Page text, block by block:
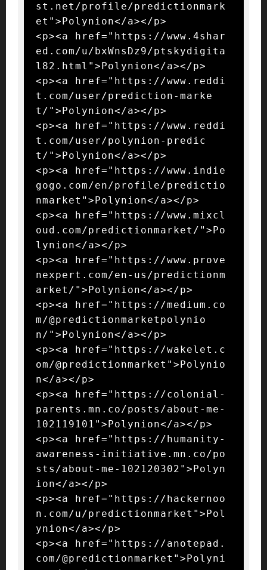
st.net/profile/predictionmark
et">Polynion</a></p>
<p><a href="https://www.4shar
ed.com/u/bxWnsDz9/ptskydigita
l82.html">Polynion</a></p>
<p><a href="https://www.reddi
t.com/user/prediction-marke
t/">Polynion</a></p>
<p><a href="https://www.reddi
t.com/user/polynion-predic
t/">Polynion</a></p>
<p><a href="https://www.indie
gogo.com/en/profile/predictio
nmarket">Polynion</a></p>
<p><a href="https://www.mixcl
oud.com/predictionmarket/">Po
lynion</a></p>
<p><a href="https://www.prove
nexpert.com/en-us/predictionm
arket/">Polynion</a></p>
<p><a href="https://medium.co
m/@predictionmarketpolynio
n/">Polynion</a></p>
<p><a href="https://wakelet.c
om/@predictionmarket">Polynio
n</a></p>
<p><a href="https://colonial-
parents.mn.co/posts/about-me-
102119101">Polynion</a></p>
<p><a href="https://humanity-
awareness-initiative.mn.co/po
sts/about-me-102120302">Polyn
ion</a></p>
<p><a href="https://hackernoo
n.com/u/predictionmarket">Pol
ynion</a></p>
<p><a href="https://anotepad.
com/@predictionmarket">Polyni